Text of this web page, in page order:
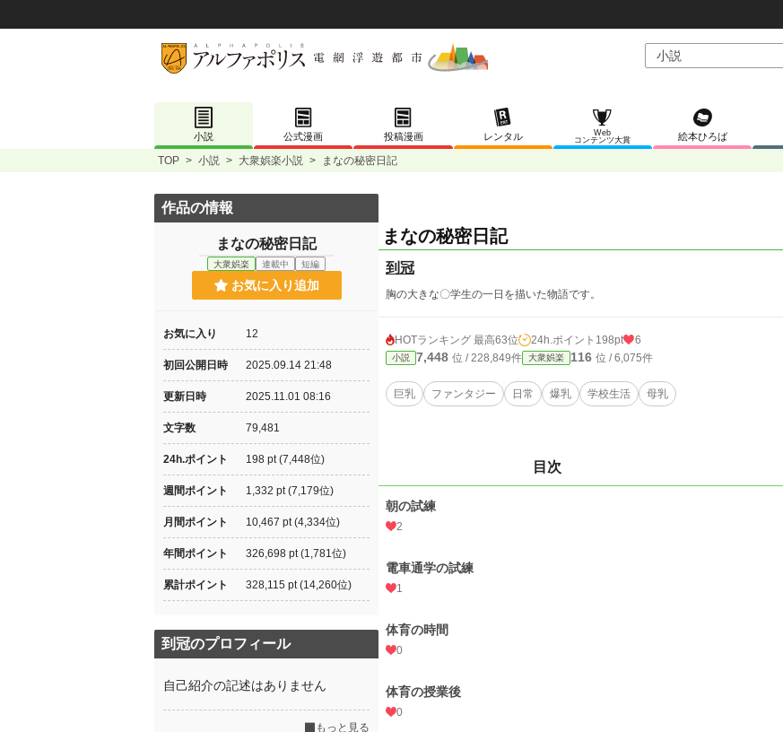
小説 公式漫画 投稿漫画 レンタル
Web
コンテンツ大賞
絵本ひろば
TOP > 小説 > 大衆娯楽小説 > まなの秘密日記
まなの秘密日記
到冠
胸の大きな〇学生の一日を描いた物語です。
HOTランキング 最高63位 24h.ポイント 198pt 6
小説 7,448 位 / 228,849件 大衆娯楽 116 位 / 6,075件
巨乳 ファンタジー 日常 爆乳 学校生活 母乳
目次
朝の試練
2
電車通学の試練
1
体育の時間
0
体育の授業後
0
作品の情報
まなの秘密日記
大衆娯楽 連載中 短編
お気に入り追加
お気に入り 12
初回公開日時 2025.09.14 21:48
更新日時 2025.11.01 08:16
文字数 79,481
24h.ポイント 198 pt (7,448位)
週間ポイント 1,332 pt (7,179位)
月間ポイント 10,467 pt (4,334位)
年間ポイント 326,698 pt (1,781位)
累計ポイント 328,115 pt (14,260位)
到冠のプロフィール
自己紹介の記述はありません
もっと見る